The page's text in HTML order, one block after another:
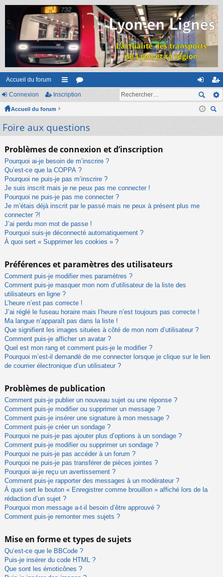
Accueil du forum
ac
ur
s
or
m
on
ne
ns
cri
Connexion Inscription
Accueil du forum
Foire aux questions
Problèmes de connexion et d’inscription
Pourquoi ai-je besoin de m’inscrire ?
Qu’est-ce que la COPPA ?
Pourquoi ne puis-je pas m’inscrire ?
Je suis inscrit mais je ne peux pas me connecter !
Pourquoi ne puis-je pas me connecter ?
Je m’étais déjà inscrit par le passé mais ne peux à présent plus me
connecter ?!
J’ai perdu mon mot de passe !
Pourquoi suis-je déconnecté automatiquement ?
À quoi sert « Supprimer les cookies » ?
Préférences et paramètres des utilisateurs
Comment puis-je modifier mes paramètres ?
Comment puis-je masquer mon nom d’utilisateur de la liste des
utilisateurs en ligne ?
L’heure n’est pas correcte !
J’ai réglé le fuseau horaire mais l’heure n’est toujours pas correcte !
Ma langue n’apparaît pas dans la liste !
Que signifient les images situées à côté de mon nom d’utilisateur ?
Comment puis-je afficher un avatar ?
Quel est mon rang et comment puis-je le modifier ?
Pourquoi m’est-il demandé de me connecter lorsque je clique sur le lien
de courrier électronique d’un utilisateur ?
Problèmes de publication
Comment puis-je publier un nouveau sujet ou une réponse ?
Comment puis-je modifier ou supprimer un message ?
Comment puis-je insérer une signature à mon message ?
Comment puis-je créer un sondage ?
Pourquoi ne puis-je pas ajouter plus d’options à un sondage ?
Comment puis-je modifier ou supprimer un sondage ?
Pourquoi ne puis-je pas accéder à un forum ?
Pourquoi ne puis-je pas transférer de pièces jointes ?
Pourquoi ai-je reçu un avertissement ?
Comment puis-je rapporter des messages à un modérateur ?
À quoi sert le bouton « Enregistrer comme brouillon » affiché lors de la
rédaction d’un sujet ?
Pourquoi mon message a-t-il besoin d’être approuvé ?
Comment puis-je remonter mes sujets ?
Mise en forme et types de sujets
Qu’est-ce que le BBCode ?
Puis-je insérer du code HTML ?
Que sont les émoticônes ?